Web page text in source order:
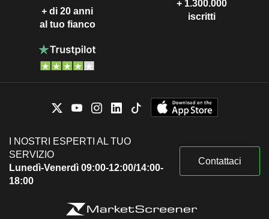
+ di 20 anni
al tuo fianco
+ 1.300.000
iscritti
I NOSTRI ESPERTI AL TUO
SERVIZIO
Lunedì-Venerdì 09:00-12:00/14:00-
18:00
Contattaci